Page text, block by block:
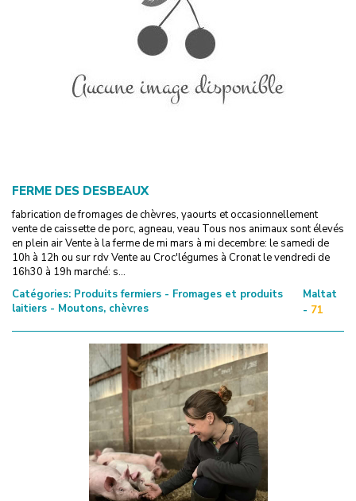
FERME DES DESBEAUX
fabrication de fromages de chèvres, yaourts et occasionnellement
vente de caissette de porc, agneau, veau Tous nos animaux sont élevés
en plein air Vente à la ferme de mi mars à mi decembre: le samedi de
10h à 12h ou sur rdv Vente au Croc'légumes à Cronat le vendredi de
16h30 à 19h marché: s...
Catégories: Produits fermiers - Fromages et produits
laitiers - Moutons, chèvres
Maltat
- 71